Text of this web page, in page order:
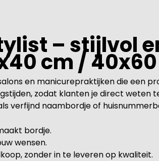
– stijlvol
cm /
en manicurepraktijken die een
zodat klanten je direct
verfijnd naambordje of
bordje.
wensen.
zonder in te leveren op kwaliteit.